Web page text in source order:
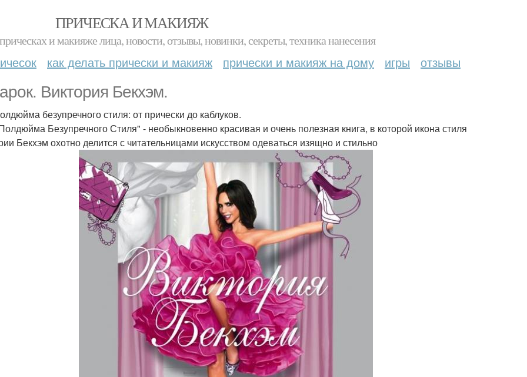
ПРИЧЕСКА И МАКИЯЖ
и макияже лица, новости, отзывы, новинки, секреты, техника нанесения
как делать прически и макияж прически и макияж на дому игры отзывы
Виктория Бекхэм.
безупречного стиля: от прически до каблуков.
Безупречного Стиля" - необыкновенно красивая и очень полезная книга, в которой икона стиля
Бекхэм охотно делится с читательницами искусством одеваться изящно и стильно